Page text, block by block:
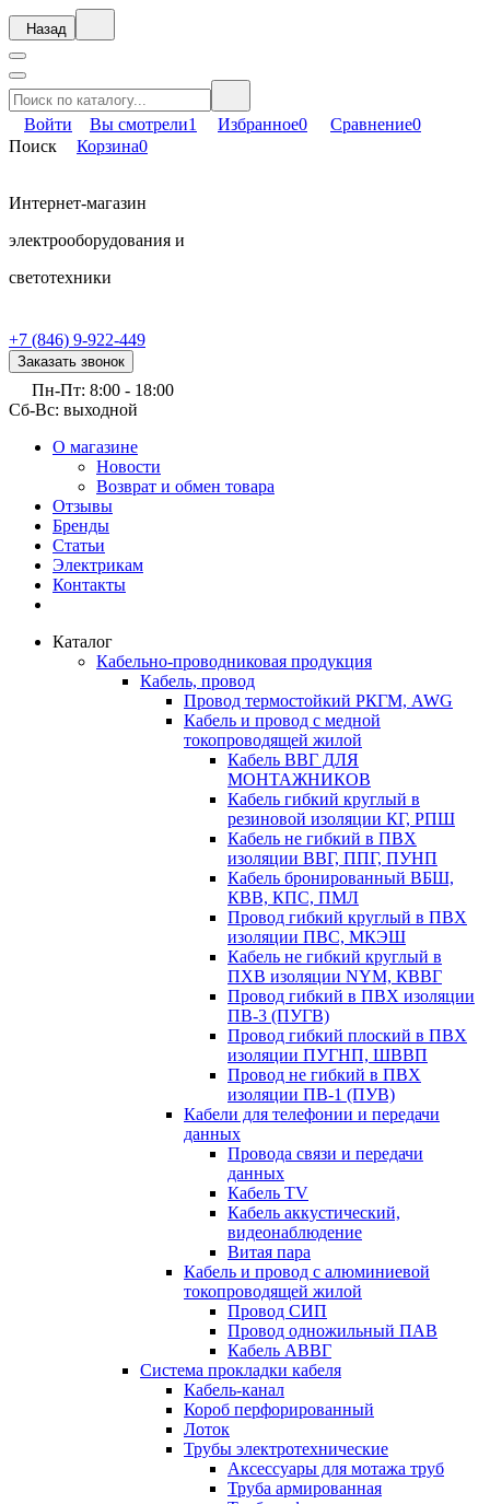
Назад
Войти Вы смотрели1 Избранное0 Сравнение0
Поиск
Корзина0
Интернет-магазин
электрооборудования и
светотехники
+7 (846) 9-922-449
Заказать звонок
Пн-Пт: 8:00 - 18:00
Сб-Вс: выходной
О магазине
Новости
Возврат и обмен товара
Отзывы
Бренды
Статьи
Электрикам
Контакты
Каталог
Кабельно-проводниковая продукция
Кабель, провод
Провод термостойкий РКГМ, AWG
Кабель и провод с медной
токопроводящей жилой
Кабель ВВГ ДЛЯ
МОНТАЖНИКОВ
Кабель гибкий круглый в
резиновой изоляции КГ, РПШ
Кабель не гибкий в ПВХ
изоляции ВВГ, ППГ, ПУНП
Кабель бронированный ВБШ,
КВВ, КПС, ПМЛ
Провод гибкий круглый в ПВХ
изоляции ПВС, МКЭШ
Кабель не гибкий круглый в
ПХВ изоляции NYM, КВВГ
Провод гибкий в ПВХ изоляции
ПВ-3 (ПУГВ)
Провод гибкий плоский в ПВХ
изоляции ПУГНП, ШВВП
Провод не гибкий в ПВХ
изоляции ПВ-1 (ПУВ)
Кабели для телефонии и передачи
данных
Провода связи и передачи
данных
Кабель TV
Кабель аккустический,
видеонаблюдение
Витая пара
Кабель и провод с алюминиевой
токопроводящей жилой
Провод СИП
Провод одножильный ПАВ
Кабель АВВГ
Система прокладки кабеля
Кабель-канал
Короб перфорированный
Лоток
Трубы электротехнические
Аксессуары для мотажа труб
Труба армированная